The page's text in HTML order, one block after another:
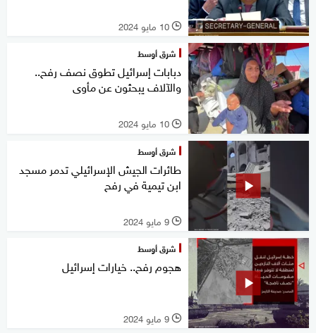
l 10 مايو 2024
شرق أوسط
دبابات إسرائيل تطوق نصف رفح..
والآلاف يبحثون عن مأوى
l 10 مايو 2024
شرق أوسط
طائرات الجيش الإسرائيلي تدمر مسجد
ابن تيمية في رفح
l 9 مايو 2024
شرق أوسط
هجوم رفح.. خيارات إسرائيل
l 9 مايو 2024